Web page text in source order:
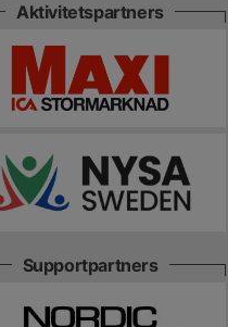
Aktivitetspartners
Supportpartners